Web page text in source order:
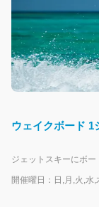
ウェイクボード 1
開催曜日：日,月,火,水,